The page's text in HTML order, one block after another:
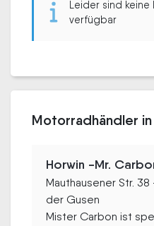
Leider sind
verfügbar
Motorradhändler
Horwin -Mr.
Mauthausener Str.
der Gusen
Mister Carbon ist